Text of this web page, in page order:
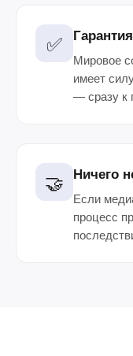
✅
Мировое
имеет
— сразу к
🤝 Ничего
Если
процесс